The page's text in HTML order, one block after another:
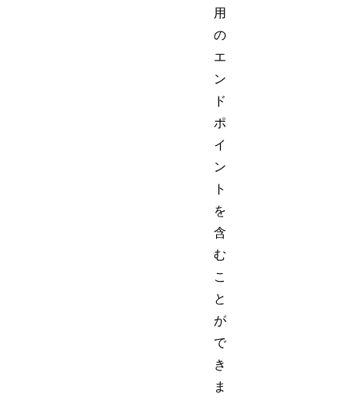
用
の
エ
ン
ド
ポ
イ
ン
ト
を
含
む
こ
と
が
で
き
ま